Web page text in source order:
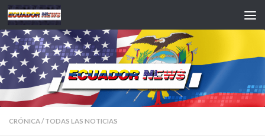
Saltar al contenido
CRÓNICA/ TODAS LAS NOTICIAS